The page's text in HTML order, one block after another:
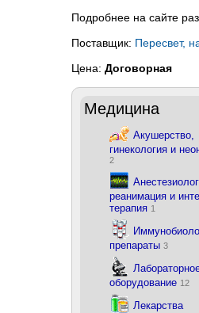
Подробнее на сайте
Поставщик: Пересвет,
Цена: Договорная
Медицина
Акушерство,
гинекология и
2
реанимация и
терапия 1
препараты 3
оборудование 12
Лекарства